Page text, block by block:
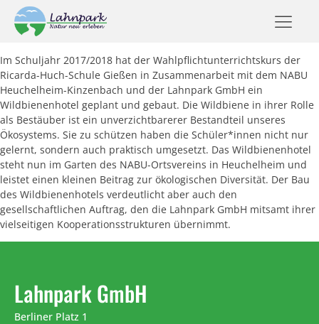
Im Schuljahr 2017/2018 hat der Wahlpflichtunterrichtskurs der
Ricarda-Huch-Schule Gießen in Zusammenarbeit mit dem NABU
Heuchelheim-Kinzenbach und der Lahnpark GmbH ein
Wildbienenhotel geplant und gebaut. Die Wildbiene in ihrer Rolle
als Bestäuber ist ein unverzichtbarerer Bestandteil unseres
Ökosystems. Sie zu schützen haben die Schüler*innen nicht nur
gelernt, sondern auch praktisch umgesetzt. Das Wildbienenhotel
steht nun im Garten des NABU-Ortsvereins in Heuchelheim und
leistet einen kleinen Beitrag zur ökologischen Diversität. Der Bau
des Wildbienenhotels verdeutlicht aber auch den
gesellschaftlichen Auftrag, den die Lahnpark GmbH mitsamt ihrer
vielseitigen Kooperationsstrukturen übernimmt.
Lahnpark GmbH
Berliner Platz 1